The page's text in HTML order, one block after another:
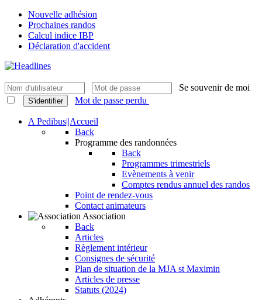
Nouvelle adhésion
Prochaines randos
Calcul indice IBP
Déclaration d'accident
Se souvenir de moi
S'identifier Mot de passe perdu
A Pedibus||Accueil
Back
Programme des randonnées
Back
Programmes trimestriels
Evènements à venir
Comptes rendus annuel des randos
Point de rendez-vous
Contact animateurs
Association
Back
Articles
Règlement intérieur
Consignes de sécurité
Plan de situation de la MJA st Maximin
Articles de presse
Statuts (2024)